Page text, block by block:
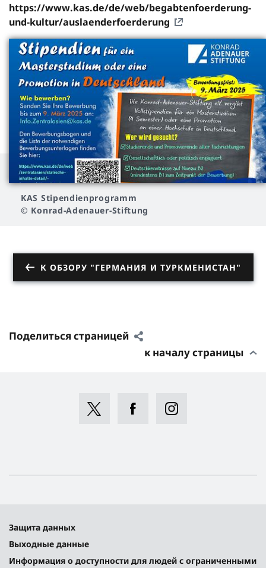
https://www.kas.de/de/web/begabtenfoerderung-
und-kultur/auslaenderfoerderung
KAS Stipendienprogramm
© Konrad-Adenauer-Stiftung
К ОБЗОРУ "ГЕРМАНИЯ И ТУРКМЕНИСТАН"
Поделиться страницей
к началу страницы
Защита данных
Выходные данные
Информация о доступности для людей с ограниченными